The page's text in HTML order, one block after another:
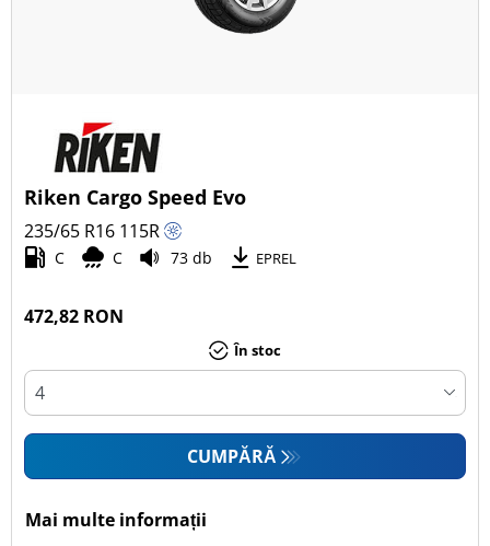
Riken Cargo Speed Evo
235/65 R16 115R
C C 73 db EPREL
472,82 RON
În stoc
CUMPĂRĂ
Mai multe informații